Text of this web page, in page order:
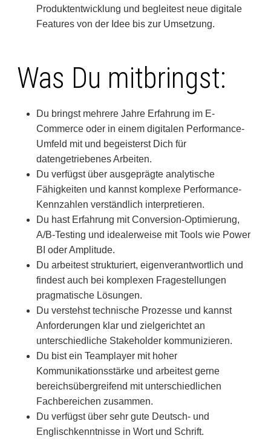
Produktentwicklung und begleitest neue digitale
Features von der Idee bis zur Umsetzung.
Was Du mitbringst:
Du bringst mehrere Jahre Erfahrung im E-
Commerce oder in einem digitalen Performance-
Umfeld mit und begeisterst Dich für
datengetriebenes Arbeiten.
Du verfügst über ausgeprägte analytische
Fähigkeiten und kannst komplexe Performance-
Kennzahlen verständlich interpretieren.
Du hast Erfahrung mit Conversion-Optimierung,
A/B-Testing und idealerweise mit Tools wie Power
BI oder Amplitude.
Du arbeitest strukturiert, eigenverantwortlich und
findest auch bei komplexen Fragestellungen
pragmatische Lösungen.
Du verstehst technische Prozesse und kannst
Anforderungen klar und zielgerichtet an
unterschiedliche Stakeholder kommunizieren.
Du bist ein Teamplayer mit hoher
Kommunikationsstärke und arbeitest gerne
bereichsübergreifend mit unterschiedlichen
Fachbereichen zusammen.
Du verfügst über sehr gute Deutsch- und
Englischkenntnisse in Wort und Schrift.